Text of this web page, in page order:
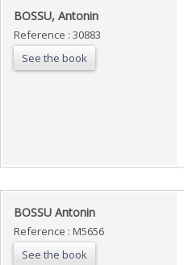
‎BOSSU, Antonin ‎
Reference : 30883
See the book
‎BOSSU Antonin‎
Reference : M5656
See the book